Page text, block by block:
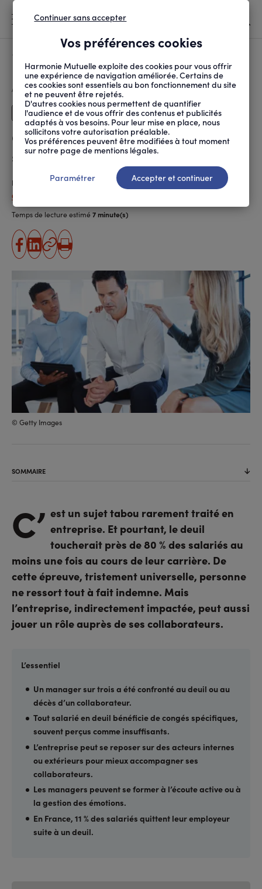
D'ARIANE
ACCUEIL SANTÉ AU TRAVAIL PRÉVENTION DES RISQUES COMMENT ACCOMPAGNER ...
Dirigeants
Comment accompagner ses
salariés pendant un deuil
Publié le 04.06.2026
Céline Chaudeau
Temps de lecture estimé 7 minute(s)
partager
facebook
partager
linkedin
Copier
Imprimer
© Getty Images
SOMMAIRE
C’ est un sujet tabou rarement traité en
entreprise. Et pourtant, le deuil
toucherait près de 80 % des salariés au
moins une fois au cours de leur carrière. De
cette épreuve, tristement universelle, personne
ne ressort tout à fait indemne. Mais
l’entreprise, indirectement impactée, peut aussi
jouer un rôle auprès de ses collaborateurs.
L’essentiel
Un manager sur trois a été confronté au deuil ou au
décès d’un collaborateur.
Tout salarié en deuil bénéficie de congés spécifiques,
souvent perçus comme insuffisants.
L’entreprise peut se reposer sur des acteurs internes
ou extérieurs pour mieux accompagner ses
collaborateurs.
Les managers peuvent se former à l’écoute active ou à
la gestion des émotions.
En France, 11 % des salariés quittent leur employeur
suite à un deuil.
Vos préférences cookies
Harmonie Mutuelle exploite des cookies pour vous offrir
une expérience de navigation améliorée. Certains de
ces cookies sont essentiels au bon fonctionnement du site
et ne peuvent être rejetés.
D'autres cookies nous permettent de quantifier
l'audience et de vous offrir des contenus et publicités
adaptés à vos besoins. Pour leur mise en place, nous
sollicitons votre autorisation préalable.
Vos préférences peuvent être modifiées à tout moment
sur notre page de mentions légales.
Continuer sans accepter
Paramétrer Accepter et continuer